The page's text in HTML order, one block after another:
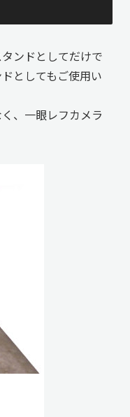
ンドとしてだけで
としてもご使用い
、一眼レフカメラ